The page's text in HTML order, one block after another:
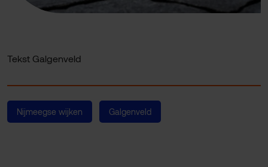
Tekst Galgenveld
Nijmeegse wijken Galgenveld